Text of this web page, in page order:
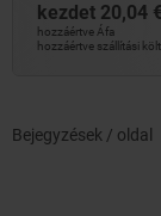
kezdet 20,04 €
hozzáértve Áfa
hozzáértve szállítási
Bejegyzések / oldal